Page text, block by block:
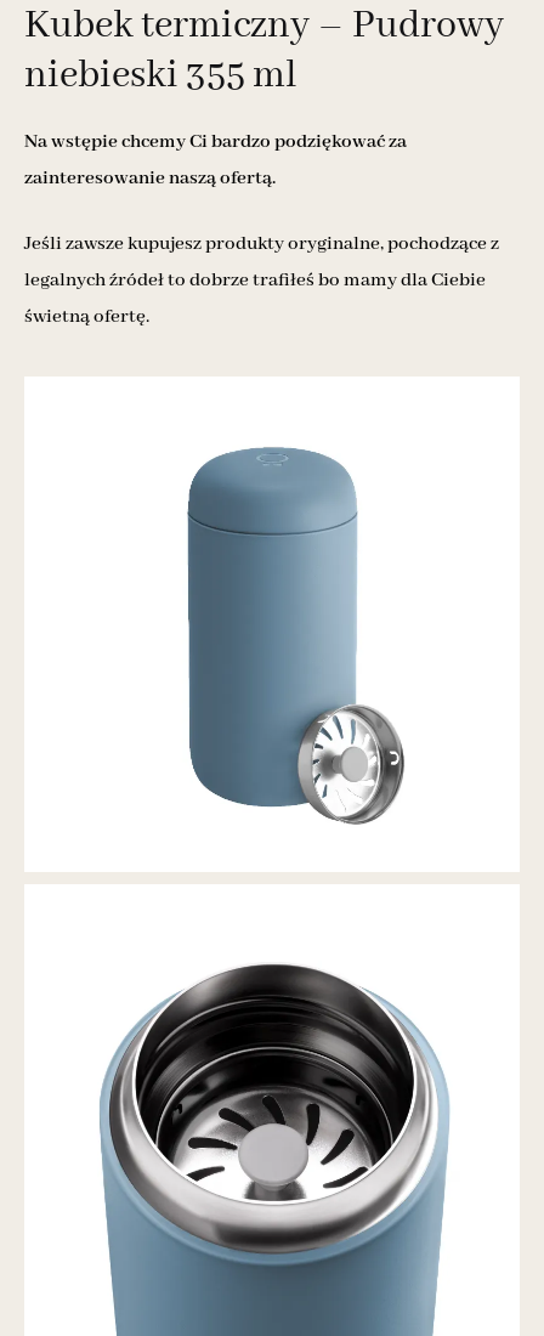
Kubek termiczny – Pudrowy
niebieski 355 ml
Na wstępie chcemy Ci bardzo podziękować za
zainteresowanie naszą ofertą.
Jeśli zawsze kupujesz produkty oryginalne, pochodzące z
legalnych źródeł to dobrze trafiłeś bo mamy dla Ciebie
świetną ofertę.